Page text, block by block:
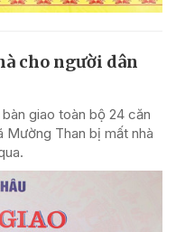
cho người dân
giao toàn bộ 24 căn
Mường Than bị mất nhà